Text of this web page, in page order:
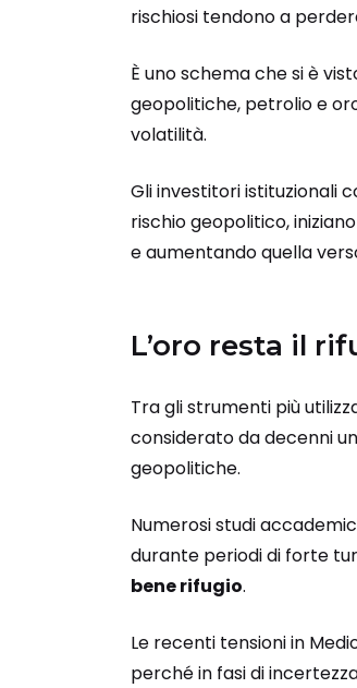
rischiosi tendono a
È uno schema che si è
geopolitiche, petrolio e
volatilità.
Gli investitori istituzionali
rischio geopolitico,
e aumentando quella
L’oro resta il
Tra gli strumenti più
considerato da decenni
geopolitiche.
Numerosi studi
durante periodi di forte
bene rifugio.
Le recenti tensioni in
perché in fasi di